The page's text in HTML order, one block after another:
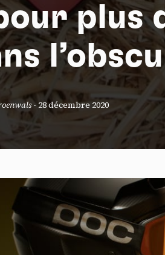
plus
- 28 décembre 2020
des cookies
acceptez le dépôt et la lecture de
nécessaires à leur bon fonctionnement.